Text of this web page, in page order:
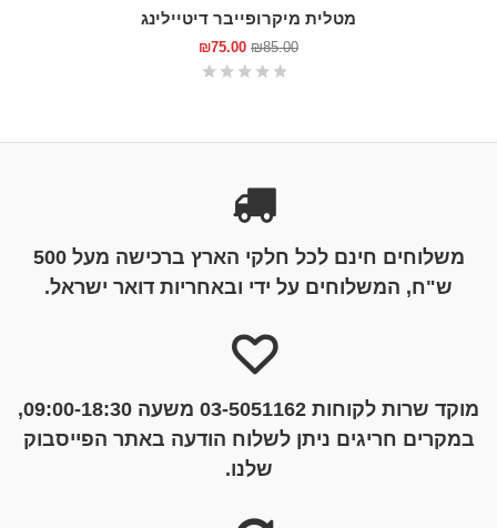
מטלית מיקרופייבר דיטיילינג
₪85.00
₪75.00
משלוחים חינם לכל חלקי הארץ ברכישה מעל 500
ש"ח, המשלוחים על ידי ובאחריות דואר ישראל.
מוקד שרות לקוחות 03-5051162 משעה 09:00-18:30,
במקרים חריגים ניתן לשלוח הודעה באתר הפייסבוק
שלנו.